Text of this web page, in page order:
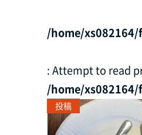
/home/
: Attempt to read
/home/
投稿